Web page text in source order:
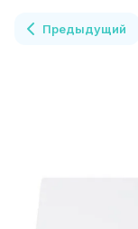
Предыдущий